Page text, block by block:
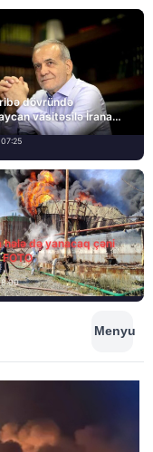
dövründə
vasitəsilə İrana
və dəstək göstərilib”
hələ də yanacaq çəni
FOTO
Menyu